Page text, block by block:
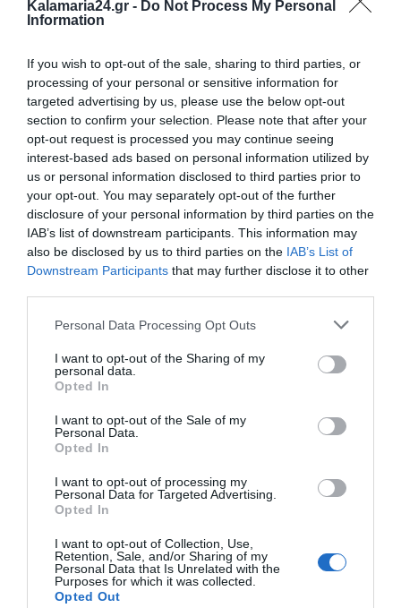
Kalamaria24.gr - Do Not Process My Personal
Information
If you wish to opt-out of the sale, sharing to third parties, or
processing of your personal or sensitive information for
targeted advertising by us, please use the below opt-out
section to confirm your selection. Please note that after your
opt-out request is processed you may continue seeing
interest-based ads based on personal information utilized by
us or personal information disclosed to third parties prior to
your opt-out. You may separately opt-out of the further
disclosure of your personal information by third parties on the
IAB’s list of downstream participants. This information may
also be disclosed by us to third parties on the IAB’s List of
Downstream Participants that may further disclose it to other
Personal Data Processing Opt Outs
I want to opt-out of the Sharing of my
personal data.
Opted In
I want to opt-out of the Sale of my
Personal Data.
Opted In
I want to opt-out of processing my
Personal Data for Targeted Advertising.
Opted In
I want to opt-out of Collection, Use,
Retention, Sale, and/or Sharing of my
Personal Data that Is Unrelated with the
Purposes for which it was collected.
Opted Out